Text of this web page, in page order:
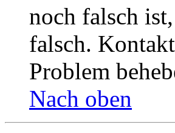
noch falsch
falsch.
Problem
Nach oben